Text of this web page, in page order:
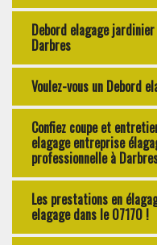
Debord elagage
Darbres
Voulez-vous un Debord
Confiez coupe et
elagage entreprise
professionnelle à
Les prestations en
elagage dans le 07170 !